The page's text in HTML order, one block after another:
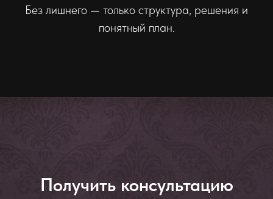
Без лишнего — только структура, решения и
понятный план.
Получить консультацию